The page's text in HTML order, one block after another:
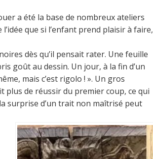
a été la base de nombreux ateliers
que si l’enfant prend plaisir à faire,
dès qu’il pensait rater. Une feuille
goût au dessin. Un jour, à la fin d’un
mais c’est rigolo ! ». Un gros
plus de réussir du premier coup, ce qui
surprise d’un trait non maîtrisé peut